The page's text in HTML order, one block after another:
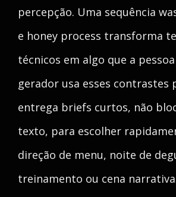
percepção. Uma sequência
e honey process transforma
técnicos em algo que a
gerador usa esses contrastes
entrega briefs curtos, não
texto, para escolher
direção de menu, noite de
treinamento ou cena